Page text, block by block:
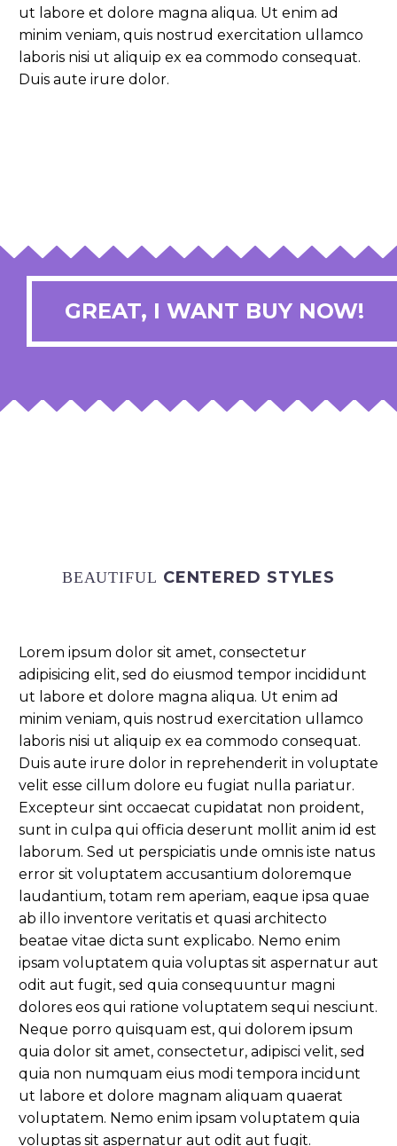
ut labore et dolore magna aliqua. Ut enim ad
minim veniam, quis nostrud exercitation ullamco
laboris nisi ut aliquip ex ea commodo consequat.
Duis aute irure dolor.
GREAT, I WANT BUY NOW!
BEAUTIFUL CENTERED STYLES
Lorem ipsum dolor sit amet, consectetur
adipisicing elit, sed do eiusmod tempor incididunt
ut labore et dolore magna aliqua. Ut enim ad
minim veniam, quis nostrud exercitation ullamco
laboris nisi ut aliquip ex ea commodo consequat.
Duis aute irure dolor in reprehenderit in voluptate
velit esse cillum dolore eu fugiat nulla pariatur.
Excepteur sint occaecat cupidatat non proident,
sunt in culpa qui officia deserunt mollit anim id est
laborum. Sed ut perspiciatis unde omnis iste natus
error sit voluptatem accusantium doloremque
laudantium, totam rem aperiam, eaque ipsa quae
ab illo inventore veritatis et quasi architecto
beatae vitae dicta sunt explicabo. Nemo enim
ipsam voluptatem quia voluptas sit aspernatur aut
odit aut fugit, sed quia consequuntur magni
dolores eos qui ratione voluptatem sequi nesciunt.
Neque porro quisquam est, qui dolorem ipsum
quia dolor sit amet, consectetur, adipisci velit, sed
quia non numquam eius modi tempora incidunt
ut labore et dolore magnam aliquam quaerat
voluptatem. Nemo enim ipsam voluptatem quia
voluptas sit aspernatur aut odit aut fugit.